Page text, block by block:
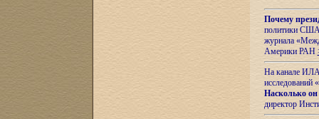
Почему
политики США
журнала
Америки РАН
На канале ИЛА
исследований «
Насколько он
директор